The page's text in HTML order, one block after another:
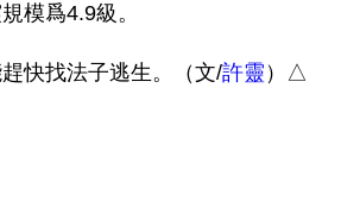
模爲4.9級。
快找法子逃生。（文/許靈 ）△